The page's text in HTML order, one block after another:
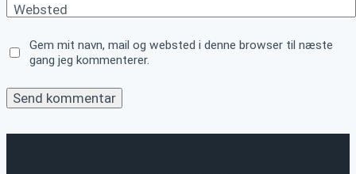
Websted
Gem mit navn, mail og websted i denne browser til næste
gang jeg kommenterer.